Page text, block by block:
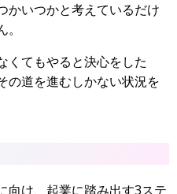
かいつかと考えているだけ
くてもやると決心をした
の道を進むしかない状況を
向け、起業に踏み出す3ステ